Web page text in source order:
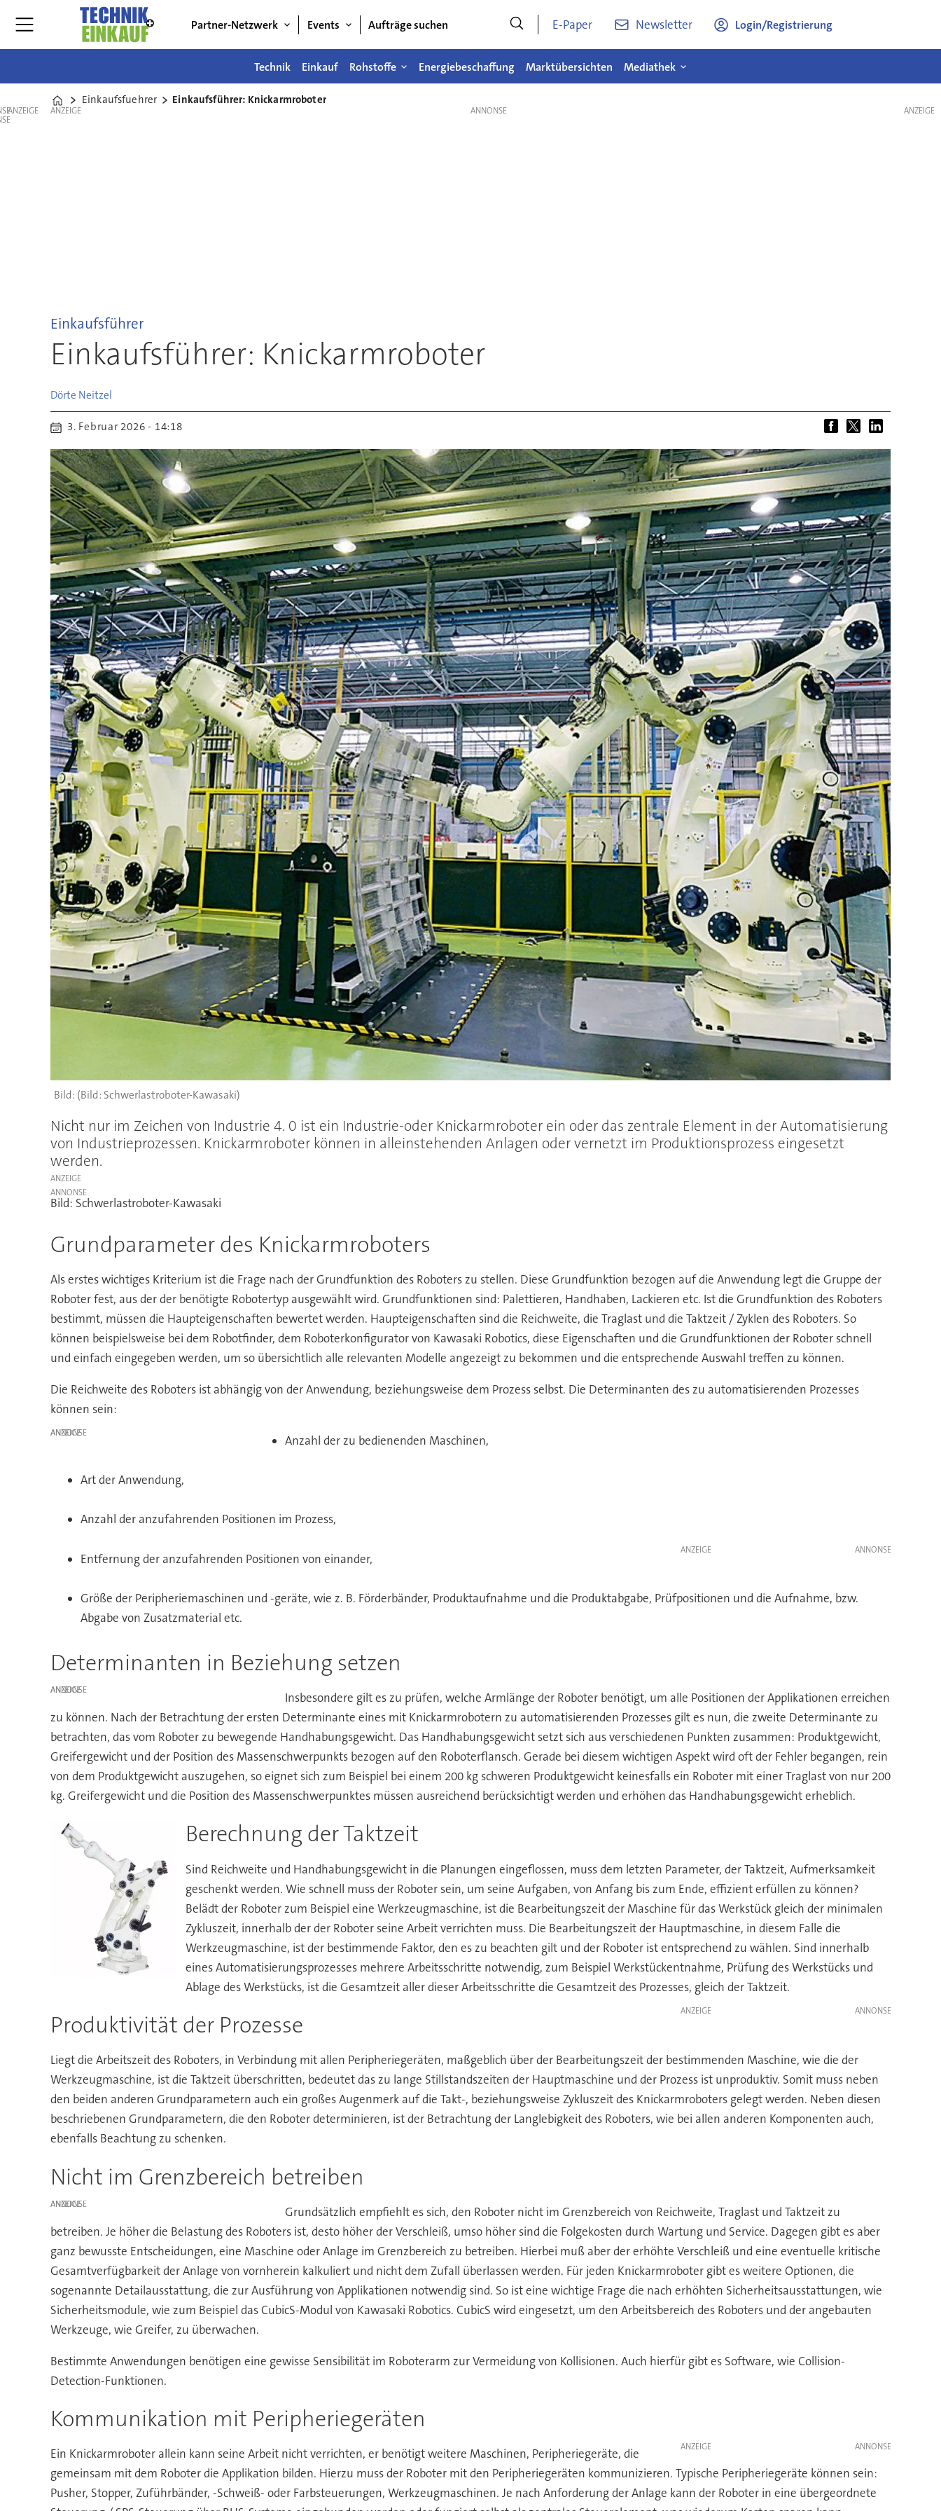
Partner-Netzwerk Events Aufträge suchen E-Paper Newsletter Login/Registrierung
Technik Einkauf Rohstoffe Energiebeschaffung Marktübersichten Mediathek
Home
Einkaufsfuehrer Einkaufsführer: Knickarmroboter
ANZEIGE ANZEIGE
Einkaufsführer
Einkaufsführer: Knickarmroboter
Dörte Neitzel
3. Februar 2026 - 14:18
(Bild: Schwerlastroboter-Kawasaki)
Nicht nur im Zeichen von Industrie 4. 0 ist ein Industrie-oder Knickarmroboter ein oder das zentrale Element in der Automatisierung
von Industrieprozessen. Knickarmroboter können in alleinstehenden Anlagen oder vernetzt im Produktionsprozess eingesetzt
werden.
ANZEIGE
Bild: Schwerlastroboter-Kawasaki
Grundparameter des Knickarmroboters
Als erstes wichtiges Kriterium ist die Frage nach der Grundfunktion des Roboters zu stellen. Diese Grundfunktion bezogen auf die Anwendung legt die Gruppe der
Roboter fest, aus der der benötigte Robotertyp ausgewählt wird. Grundfunktionen sind: Palettieren, Handhaben, Lackieren etc. Ist die Grundfunktion des Roboters
bestimmt, müssen die Haupteigenschaften bewertet werden. Haupteigenschaften sind die Reichweite, die Traglast und die Taktzeit / Zyklen des Roboters. So
können beispielsweise bei dem Robotfinder, dem Roboterkonfigurator von Kawasaki Robotics, diese Eigenschaften und die Grundfunktionen der Roboter schnell
und einfach eingegeben werden, um so übersichtlich alle relevanten Modelle angezeigt zu bekommen und die entsprechende Auswahl treffen zu können.
Die Reichweite des Roboters ist abhängig von der Anwendung, beziehungsweise dem Prozess selbst. Die Determinanten des zu automatisierenden Prozesses
können sein:
ANZEIGE Anzahl der zu bedienenden Maschinen,
Art der Anwendung,
Anzahl der anzufahrenden Positionen im Prozess,
ANZEIGE
Entfernung der anzufahrenden Positionen von einander,
Größe der Peripheriemaschinen und -geräte, wie z. B. Förderbänder, Produktaufnahme und die Produktabgabe, Prüfpositionen und die Aufnahme, bzw.
Abgabe von Zusatzmaterial etc.
Determinanten in Beziehung setzen
ANZEIGE
Insbesondere gilt es zu prüfen, welche Armlänge der Roboter benötigt, um alle Positionen der Applikationen erreichen
zu können. Nach der Betrachtung der ersten Determinante eines mit Knickarmrobotern zu automatisierenden Prozesses gilt es nun, die zweite Determinante zu
betrachten, das vom Roboter zu bewegende Handhabungsgewicht. Das Handhabungsgewicht setzt sich aus verschiedenen Punkten zusammen: Produktgewicht,
Greifergewicht und der Position des Massenschwerpunkts bezogen auf den Roboterflansch. Gerade bei diesem wichtigen Aspekt wird oft der Fehler begangen, rein
von dem Produktgewicht auszugehen, so eignet sich zum Beispiel bei einem 200 kg schweren Produktgewicht keinesfalls ein Roboter mit einer Traglast von nur 200
kg. Greifergewicht und die Position des Massenschwerpunktes müssen ausreichend berücksichtigt werden und erhöhen das Handhabungsgewicht erheblich.
Berechnung der Taktzeit
Sind Reichweite und Handhabungsgewicht in die Planungen eingeflossen, muss dem letzten Parameter, der Taktzeit, Aufmerksamkeit
geschenkt werden. Wie schnell muss der Roboter sein, um seine Aufgaben, von Anfang bis zum Ende, effizient erfüllen zu können?
Belädt der Roboter zum Beispiel eine Werkzeugmaschine, ist die Bearbeitungszeit der Maschine für das Werkstück gleich der minimalen
Zykluszeit, innerhalb der der Roboter seine Arbeit verrichten muss. Die Bearbeitungszeit der Hauptmaschine, in diesem Falle die
Werkzeugmaschine, ist der bestimmende Faktor, den es zu beachten gilt und der Roboter ist entsprechend zu wählen. Sind innerhalb
eines Automatisierungsprozesses mehrere Arbeitsschritte notwendig, zum Beispiel Werkstückentnahme, Prüfung des Werkstücks und
Ablage des Werkstücks, ist die Gesamtzeit aller dieser Arbeitsschritte die Gesamtzeit des Prozesses, gleich der Taktzeit.
ANZEIGE
Produktivität der Prozesse
Liegt die Arbeitszeit des Roboters, in Verbindung mit allen Peripheriegeräten, maßgeblich über der Bearbeitungszeit der bestimmenden Maschine, wie die der
Werkzeugmaschine, ist die Taktzeit überschritten, bedeutet das zu lange Stillstandszeiten der Hauptmaschine und der Prozess ist unproduktiv. Somit muss neben
den beiden anderen Grundparametern auch ein großes Augenmerk auf die Takt-, beziehungsweise Zykluszeit des Knickarmroboters gelegt werden. Neben diesen
beschriebenen Grundparametern, die den Roboter determinieren, ist der Betrachtung der Langlebigkeit des Roboters, wie bei allen anderen Komponenten auch,
ebenfalls Beachtung zu schenken.
Nicht im Grenzbereich betreiben
ANZEIGE
Grundsätzlich empfiehlt es sich, den Roboter nicht im Grenzbereich von Reichweite, Traglast und Taktzeit zu
betreiben. Je höher die Belastung des Roboters ist, desto höher der Verschleiß, umso höher sind die Folgekosten durch Wartung und Service. Dagegen gibt es aber
ganz bewusste Entscheidungen, eine Maschine oder Anlage im Grenzbereich zu betreiben. Hierbei muß aber der erhöhte Verschleiß und eine eventuelle kritische
Gesamtverfügbarkeit der Anlage von vornherein kalkuliert und nicht dem Zufall überlassen werden. Für jeden Knickarmroboter gibt es weitere Optionen, die
sogenannte Detailausstattung, die zur Ausführung von Applikationen notwendig sind. So ist eine wichtige Frage die nach erhöhten Sicherheitsausstattungen, wie
Sicherheitsmodule, wie zum Beispiel das CubicS-Modul von Kawasaki Robotics. CubicS wird eingesetzt, um den Arbeitsbereich des Roboters und der angebauten
Werkzeuge, wie Greifer, zu überwachen.
Bestimmte Anwendungen benötigen eine gewisse Sensibilität im Roboterarm zur Vermeidung von Kollisionen. Auch hierfür gibt es Software, wie Collision-
Detection-Funktionen.
Kommunikation mit Peripheriegeräten
ANZEIGE
Ein Knickarmroboter allein kann seine Arbeit nicht verrichten, er benötigt weitere Maschinen, Peripheriegeräte, die
gemeinsam mit dem Roboter die Applikation bilden. Hierzu muss der Roboter mit den Peripheriegeräten kommunizieren. Typische Peripheriegeräte können sein:
Pusher, Stopper, Zuführbänder, -Schweiß- oder Farbsteuerungen, Werkzeugmaschinen. Je nach Anforderung der Anlage kann der Roboter in eine übergeordnete
ANZEIGE